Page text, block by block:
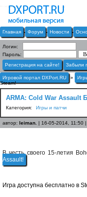
Главная Форум Новости
Логин:
Пароль:
Регистрация на сайте!
Забыли
Игровой портал DXPort.RU »
Steam!
ARMA: Cold War Assault
Категория: Игры и патчи
автор: leiman. | 16-05-2014, 11:50
В честь своего 15-летия
Assault!
Игра доступна бесплатно в